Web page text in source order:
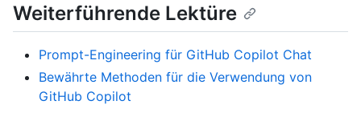
Weiterführende Lektüre
Prompt-Engineering für GitHub Copilot Chat
Bewährte Methoden für die Verwendung von
GitHub Copilot